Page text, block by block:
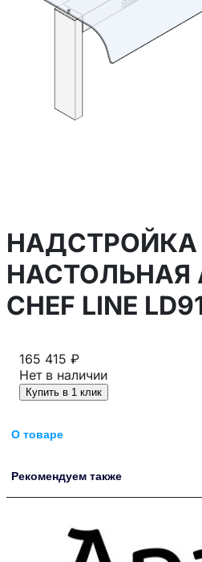
НАДСТРОЙКА
НАСТОЛЬНАЯ
CHEF LINE
165 415 ₽
Нет в наличии
Купить в 1 клик
О товаре
Рекомендуем также